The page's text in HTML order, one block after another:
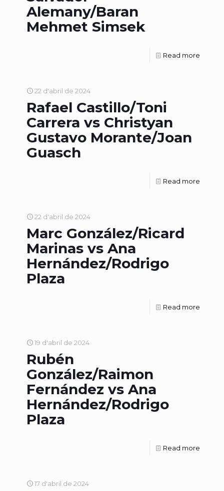
Alemany/Baran
Mehmet Simsek
Read more
22 d'abril de 2024
Rafael Castillo/Toni
Carrera vs Christyan
Gustavo Morante/Joan
Guasch
Read more
22 d'abril de 2024
Marc González/Ricard
Marinas vs Ana
Hernández/Rodrigo
Plaza
Read more
19 d'abril de 2024
Rubén
González/Raimon
Fernández vs Ana
Hernández/Rodrigo
Plaza
Read more
17 d'abril de 2024